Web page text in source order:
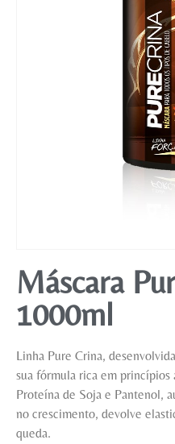
Máscara
1000ml
Linha Pure Crina,
sua fórmula rica em
Proteína de Soja e Pantenol,
no crescimento, devolve
queda.